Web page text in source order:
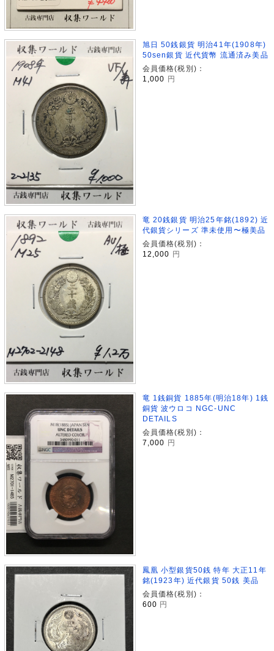
旭日 50銭銀貨 明治41年(1908年)
50sen銀貨 近代貨幣 流通済み美品
会員価格(税別)：
1,000 円
竜 20銭銀貨 明治25年銘(1892) 近
代銀貨シリーズ 準未使用〜極美品
会員価格(税別)：
12,000
円
竜 1銭銅貨 1885年(明治18年) 1銭
銅貨 波ウロコ NGC-UNC
DETAILS
会員価格(税別)：
7,000 円
鳳凰 小型銀貨50銭 特年 大正11年
銘(1923年) 近代銀貨 50銭 美品
会員価格(税別)：
600 円